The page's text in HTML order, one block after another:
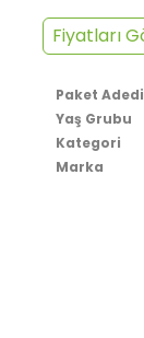
Fiyatları
Paket Adedi
Yaş Grubu
Kategori
Marka